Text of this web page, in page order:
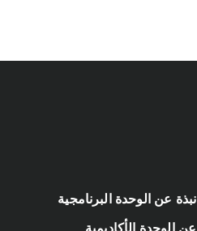
نبذة عن الوحدة البرنامجية